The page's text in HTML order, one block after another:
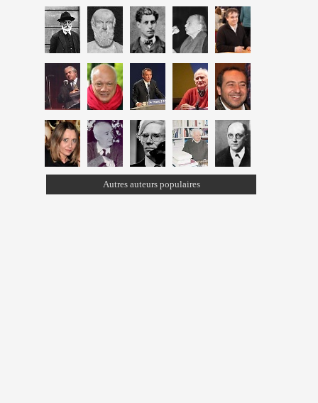
Autres auteurs populaires